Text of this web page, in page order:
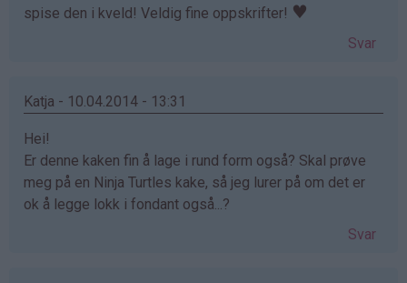
spise den i kveld! Veldig fine oppskrifter! ♥
Svar
Katja - 10.04.2014 - 13:31
Hei!
Er denne kaken fin å lage i rund form også? Skal prøve
meg på en Ninja Turtles kake, så jeg lurer på om det er
ok å legge lokk i fondant også...?
Svar